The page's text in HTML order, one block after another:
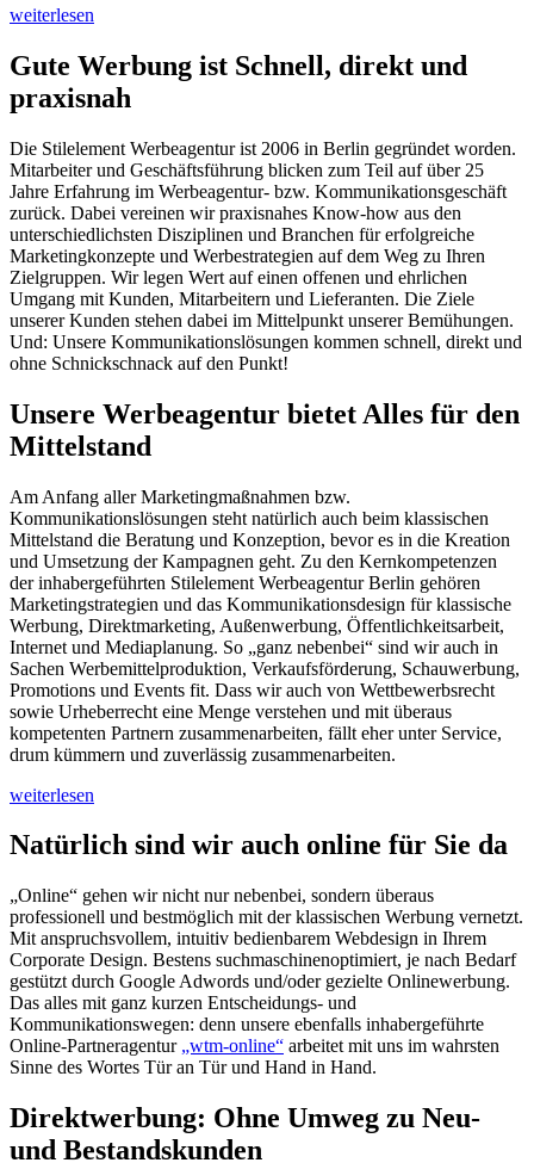
weiterlesen
Gute Werbung ist Schnell, direkt und
praxisnah
Die Stilelement Werbeagentur ist 2006 in Berlin gegründet worden.
Mitarbeiter und Geschäftsführung blicken zum Teil auf über 25
Jahre Erfahrung im Werbeagentur- bzw. Kommunikationsgeschäft
zurück. Dabei vereinen wir praxisnahes Know-how aus den
unterschiedlichsten Disziplinen und Branchen für erfolgreiche
Marketingkonzepte und Werbestrategien auf dem Weg zu Ihren
Zielgruppen. Wir legen Wert auf einen offenen und ehrlichen
Umgang mit Kunden, Mitarbeitern und Lieferanten. Die Ziele
unserer Kunden stehen dabei im Mittelpunkt unserer Bemühungen.
Und: Unsere Kommunikationslösungen kommen schnell, direkt und
ohne Schnickschnack auf den Punkt!
Unsere Werbeagentur bietet Alles für den
Mittelstand
Am Anfang aller Marketingmaßnahmen bzw.
Kommunikationslösungen steht natürlich auch beim klassischen
Mittelstand die Beratung und Konzeption, bevor es in die Kreation
und Umsetzung der Kampagnen geht. Zu den Kernkompetenzen
der inhabergeführten Stilelement Werbeagentur Berlin gehören
Marketingstrategien und das Kommunikationsdesign für klassische
Werbung, Direktmarketing, Außenwerbung, Öffentlichkeitsarbeit,
Internet und Mediaplanung. So „ganz nebenbei“ sind wir auch in
Sachen Werbemittelproduktion, Verkaufsförderung, Schauwerbung,
Promotions und Events fit. Dass wir auch von Wettbewerbsrecht
sowie Urheberrecht eine Menge verstehen und mit überaus
kompetenten Partnern zusammenarbeiten, fällt eher unter Service,
drum kümmern und zuverlässig zusammenarbeiten.
weiterlesen
Natürlich sind wir auch online für Sie da
„Online“ gehen wir nicht nur nebenbei, sondern überaus
professionell und bestmöglich mit der klassischen Werbung vernetzt.
Mit anspruchsvollem, intuitiv bedienbarem Webdesign in Ihrem
Corporate Design. Bestens suchmaschinenoptimiert, je nach Bedarf
gestützt durch Google Adwords und/oder gezielte Onlinewerbung.
Das alles mit ganz kurzen Entscheidungs- und
Kommunikationswegen: denn unsere ebenfalls inhabergeführte
Online-Partneragentur „wtm-online“ arbeitet mit uns im wahrsten
Sinne des Wortes Tür an Tür und Hand in Hand.
Direktwerbung: Ohne Umweg zu Neu-
und Bestandskunden